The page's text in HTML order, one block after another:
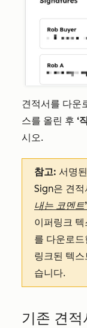
견적서를 다운
스를 올린 후 ‘
시오.
참고: 서명
Sign은 견적
내는 코멘트
이퍼링크
를 다운로
링크된 텍
습니다.
기존 견적